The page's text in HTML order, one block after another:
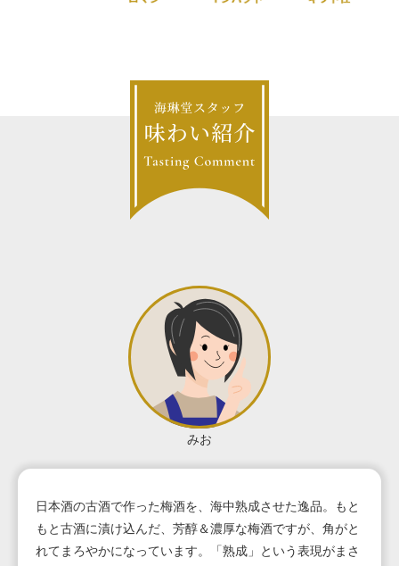
みお
日本酒の古酒で作った梅酒を、海中熟成させた逸品。もと
もと古酒に漬け込んだ、芳醇＆濃厚な梅酒ですが、角がと
れてまろやかになっています。「熟成」という表現がまさ